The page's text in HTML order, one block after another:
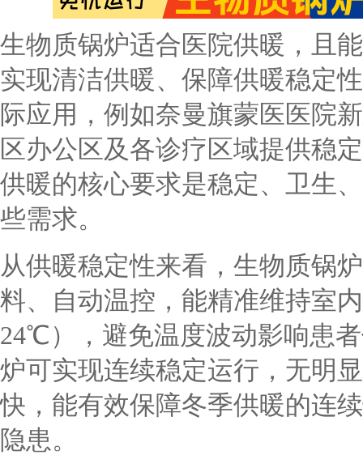
生物质锅炉适合医院供暖，且
实现清洁供暖、保障供暖稳定
际应用，例如奈曼旗蒙医医院
区办公区及各诊疗区域提供稳
供暖的核心要求是稳定、卫生
些需求。
从供暖稳定性来看，生物质锅
料、自动温控，能精准维持室
24℃），避免温度波动影响患
炉可实现连续稳定运行，无明
快，能有效保障冬季供暖的连
隐患。